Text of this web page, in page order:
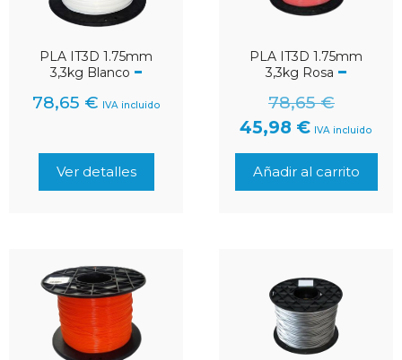
PLA IT3D 1.75mm
3,3kg Blanco
78,65 € IVA incluido
Ver detalles
PLA IT3D 1.75mm
3,3kg Rosa
78,65€
45,98 € IVA incluido
Añadir al carrito